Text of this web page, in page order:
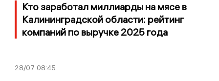
Кто заработал миллиарды на мясе в
Калининградской области: рейтинг
компаний по выручке 2025 года
28/07 08:45